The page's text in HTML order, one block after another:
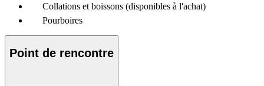
Collations et boissons (disponibles à l'achat)
Pourboires
Point de rencontre